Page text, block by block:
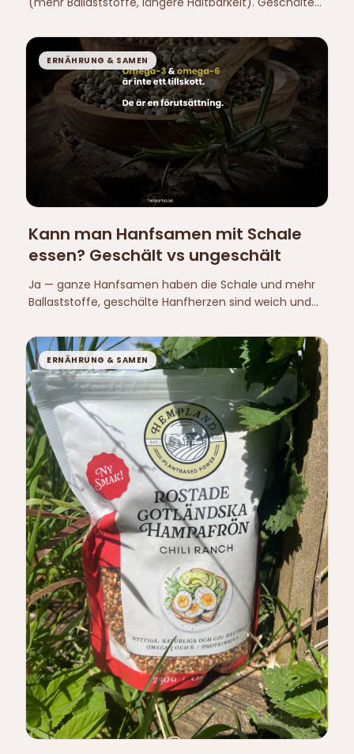
weichere Textur und höhere Protein- und
Fettkonzentration pro Gramm. Derselbe Samen, zwei
Formen.
ERNÄHRUNG & SAMEN
Kann man Hanfsamen mit Schale
essen? Geschält vs ungeschält
Ja — ganze Hanfsamen haben die Schale und mehr
Ballaststoffe, geschälte Hanfherzen sind weich und
Unterschied.
ERNÄHRUNG & SAMEN